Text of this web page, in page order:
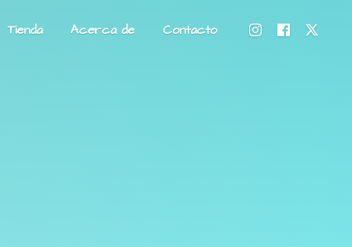
Tienda Acerca de Contacto